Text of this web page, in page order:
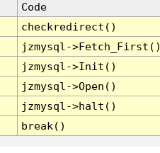
Code
checkredirect()
jzmysql-
jzmysql->Init()
jzmysql->Open()
jzmysql->halt()
break()